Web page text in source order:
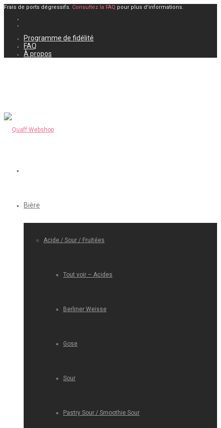
Frais de ports dégressifs. Consultez la FAQ pour plus d'informations.
Programme de fidélité
FAQ
À propos
Bière
Acide / Sour / Fruitées
Tout voir – Acides
Berliner Weisse
Gose
Sour
Pastry Sour / Smoothie Sour